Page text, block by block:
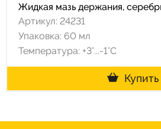
Жидкая мазь держания,
Артикул: 24231
Упаковка: 60 мл
Температура: +3°...-1°С
Купить